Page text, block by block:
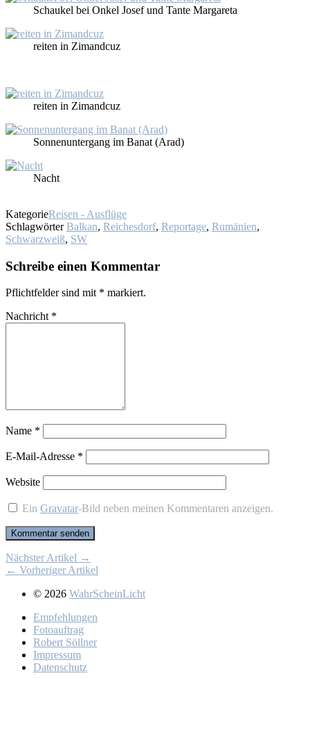
Schau­kel bei On­kel Jo­sef und Tan­te Mar­ga­re­ta
rei­ten in Zi­man­dcuz
rei­ten in Zi­man­dcuz
Son­nen­un­ter­gang im Ba­nat (Arad)
Nacht
KategorieReisen - Ausflüge
Schlagwörter Balkan, Reichesdorf, Reportage, Rumänien,
Schwarzweiß, SW
Schreibe einen Kommentar
Pflichtfelder sind mit * markiert.
Nachricht *
Name *
E-Mail-Adresse *
Website
EinGravatar-Bild neben meinen Kommentaren anzeigen.
Nächster Artikel →
← Vorheriger Artikel
© 2026 WahrScheinLicht
Emp­feh­lun­gen
Fo­to­auf­trag
Ro­bert Söll­ner
Im­pres­sum
Da­ten­schutz